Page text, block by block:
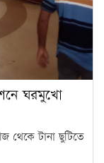
ঘরমুখো
থেকে টানা ছুটিতে